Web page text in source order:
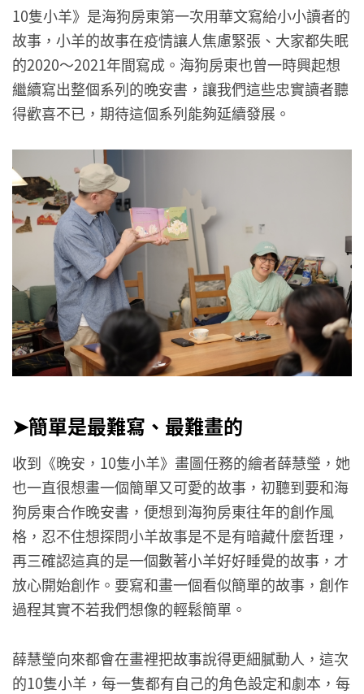
10隻小羊》是海狗房東第一次用華文寫給小小讀者的
故事，小羊的故事在疫情讓人焦慮緊張、大家都失眠
的2020～2021年間寫成。海狗房東也曾一時興起想
繼續寫出整個系列的晚安書，讓我們這些忠實讀者聽
得歡喜不已，期待這個系列能夠延續發展。
➤簡單是最難寫、最難畫的
收到《晚安，10隻小羊》畫圖任務的繪者薛慧瑩，她
也一直很想畫一個簡單又可愛的故事，初聽到要和海
狗房東合作晚安書，便想到海狗房東往年的創作風
格，忍不住想探問小羊故事是不是有暗藏什麼哲理，
再三確認這真的是一個數著小羊好好睡覺的故事，才
放心開始創作。要寫和畫一個看似簡單的故事，創作
過程其實不若我們想像的輕鬆簡單。
薛慧瑩向來都會在畫裡把故事說得更細膩動人，這次
的10隻小羊，每一隻都有自己的角色設定和劇本，每